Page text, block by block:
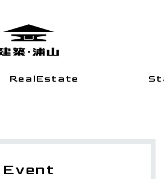
RealEstate
Event